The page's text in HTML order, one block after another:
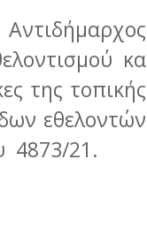
κα
της τοπικής
εθελοντών
4873/21.